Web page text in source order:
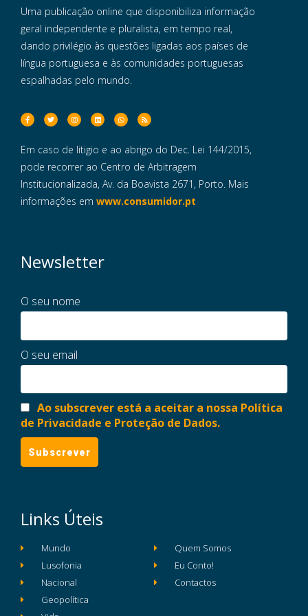
Uma publicação online que disponibiliza informação
geral independente e pluralista, em tempo real,
dando privilégio às questões ligadas aos países de
língua portuguesa e às comunidades portuguesas
espalhadas pelo mundo.
Em caso de litigio e ao abrigo do Dec. Lei 144/2015,
pode recorrer ao Centro de Arbitragem
Institucionalizada, Av. da Boavista 2671, Porto. Mais
informações em www.consumidor.pt
Links Úteis
Mundo
Lusofonia
Nacional
Geopolítica
Quem Somos
Eu Conto!
Contactos
Newsletter
O seu nome
O seu email
Ao subscrever está a aceitar a nossa Política
de Privacidade e Proteção de Dados.